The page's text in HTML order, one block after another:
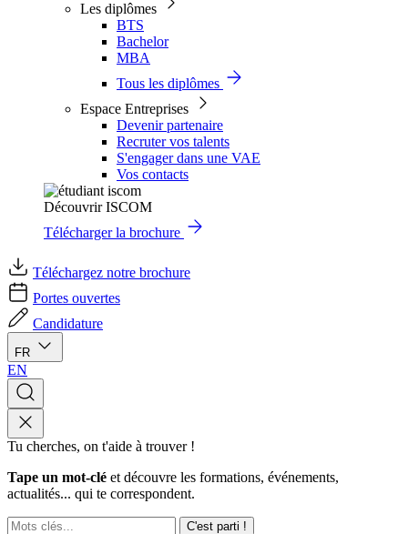
Les diplômes
BTS
Bachelor
MBA
Tous les diplômes
Espace Entreprises
Devenir partenaire
Recruter vos talents
S'engager dans une VAE
Vos contacts
Découvrir ISCOM
Télécharger la brochure
Téléchargez notre brochure
Portes ouvertes
Candidature
FR
EN
Tu cherches, on t'aide à trouver !
Tape un mot-clé et découvre les formations, événements,
actualités... qui te correspondent.
C'est parti !